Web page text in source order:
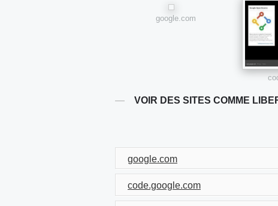
google.com
VOIR DES SITES COMME
google.com
code.google.com